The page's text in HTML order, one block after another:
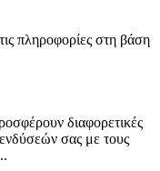
πληροφορίες στη βάση
διαφορετικές
σας με τους